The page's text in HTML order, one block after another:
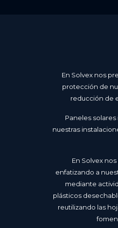
En Solvex nos
protección de
reducción de
Paneles
nuestras
En Solvex
enfatizando a
mediante
plásticos
reutilizando las